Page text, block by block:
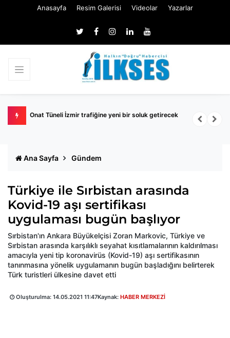
Anasayfa Resim Galerisi Videolar Yazarlar
Onat Tüneli İzmir trafiğine yeni bir soluk getirecek
Ana Sayfa Gündem
Türkiye ile Sırbistan arasında
Kovid-19 aşı sertifikası
uygulaması bugün başlıyor
Sırbistan'ın Ankara Büyükelçisi Zoran Markovic, Türkiye ve
Sırbistan arasında karşılıklı seyahat kısıtlamalarının kaldırılması
amacıyla yeni tip koronavirüs (Kovid-19) aşı sertifikasının
tanınmasına yönelik uygulamanın bugün başladığını belirterek
Türk turistleri ülkesine davet etti
Oluşturulma: 14.05.2021 11:47Kaynak: HABER MERKEZİ